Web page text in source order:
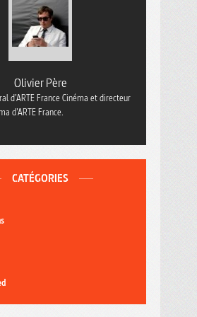
Olivier Père
d’ARTE France Cinéma et directeur
d’ARTE France.
CATÉGORIES